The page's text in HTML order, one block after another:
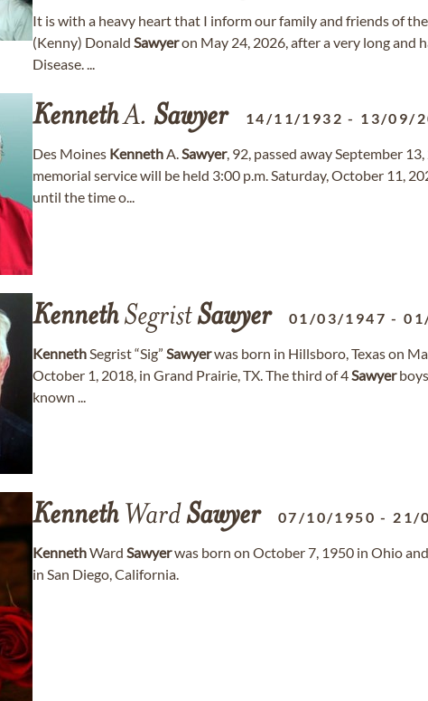
It is with a heavy heart that I inform our family and friends of
(Kenny) Donald Sawyeron May 24, 2026, after a very long and
Disease. ...
KennethA. Sawyer 14/11/1932 - 13/09/
Des Moines KennethA.Sawyer, 92, passed away September
memorial service will be held 3:00 p.m. Saturday, October 11,
until the time o...
KennethSegristSawyer 01/03/1947 -
KennethSegrist “Sig” Sawyerwas born in Hillsboro, Texas on
October 1, 2018, in Grand Prairie, TX. The third of 4Sawyer
known ...
KennethWardSawyer 07/10/1950 - 21/
KennethWard Sawyerwas born on October 7, 1950 in Ohio
in San Diego, California.